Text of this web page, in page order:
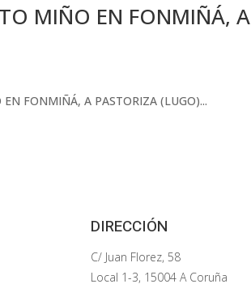
MIÑO EN FONMIÑÁ, A
FONMIÑÁ, A PASTORIZA (LUGO)...
DIRECCIÓN
C/ Juan Florez, 58
Local 1-3, 15004 A Coruña